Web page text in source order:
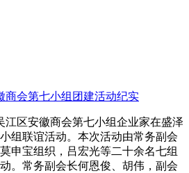
商会第七小组团建活动纪实
江区安徽商会第七小组企业家在盛泽
组联谊活动。本次活动由常务副会
申宝组织，吕宏光等二十余名七组
。常务副会长何恩俊、胡伟，副会